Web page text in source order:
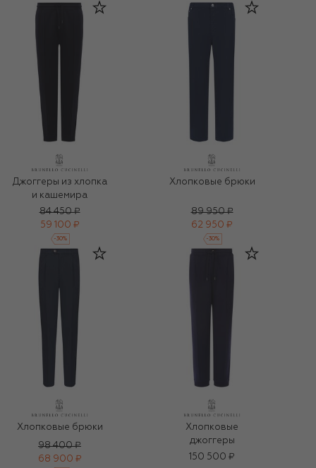
Джоггеры из хлопка
и кашемира
84 450 ₽
59 100 ₽
-30%
Хлопковые брюки
89 950 ₽
62 950 ₽
-30%
Хлопковые брюки
98 400 ₽
68 900 ₽
Хлопковые
джоггеры
150 500 ₽